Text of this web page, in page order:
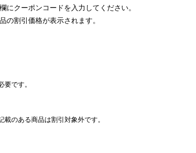
にクーポンコードを入力してください。
の割引価格が表示されます。
要です。
のある商品は割引対象外です。